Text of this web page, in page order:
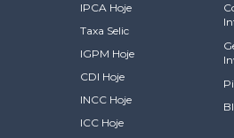
IPCA Hoje
Taxa Selic
IGPM Hoje
CDI Hoje
INCC Hoje
ICC Hoje